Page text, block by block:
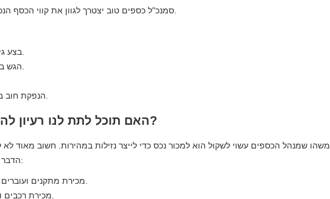
סמנכ"ל כספים טוב יצטרך לגוון את קווי הכסף הנכנסים לחברה כדי להמשיך לייצר הון.
בצע גידול בהון שהשותפים מכסים.
הגש בקשה להלוואה במוסד פיננסי.
הנפקת חוב בשוק באמצעות הנפקת אג"ח.
האם תוכל לתת לנו רעיון להגדיל את נזילות החברה?
משהו שמנהל הכספים עשוי לשקול הוא למכור נכס כדי לייצר נזילות במהירות. חשוב מאוד
הדבר החשוב הוא נזילות. רעיונות כלשהם:
מכירת מתקנים ועוברים להשכרה או לעבודה לעבודה.
מכירת רכבים והולכים להשכרה בעת הצורך.